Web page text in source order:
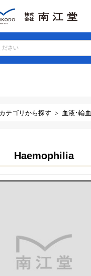
ださい
カテゴリから探す 血液･輸血
Haemophilia